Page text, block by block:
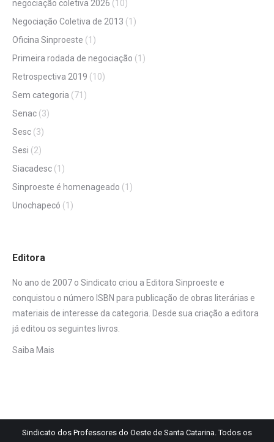
negociação coletiva 2026 (10)
Negociação Coletiva de 2013 (1)
Oficina Sinproeste (1)
Primeira rodada de negociação (1)
Retrospectiva 2019 (10)
Sem categoria (71)
Senac (3)
Sesc (3)
Sesi (2)
Siacadesc (1)
Sinproeste é homenageado (1)
Unochapecó (1)
Editora
No ano de 2007 o Sindicato criou a Editora Sinproeste e
conquistou o número ISBN para publicação de obras literárias e
materiais de interesse da categoria. Desde sua criação a editora
já editou os seguintes livros.
Saiba Mais
Sindicato dos Professores do Oeste de Santa Catarina. Todos os